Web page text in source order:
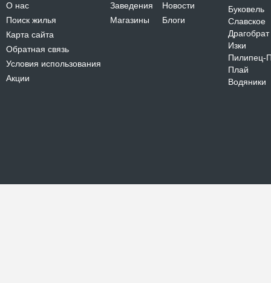
О нас
Поиск жилья
Карта сайта
Обратная связь
Условия использования
Акции
Заведения
Магазины
Новости
Блоги
Буковель
Славское
Драгобрат
Изки
Пилипец-
Плай
Водяники